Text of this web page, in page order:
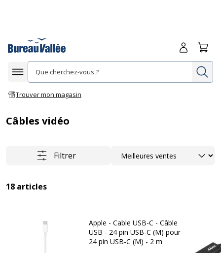
Afficher la navigation
Trouver mon magasin
Me
Câbles vidéo
Filtrer Trier
18 articles
Apple - Cable USB-C - Câble
USB - 24 pin USB-C (M) pour
24 pin USB-C (M) - 2 m